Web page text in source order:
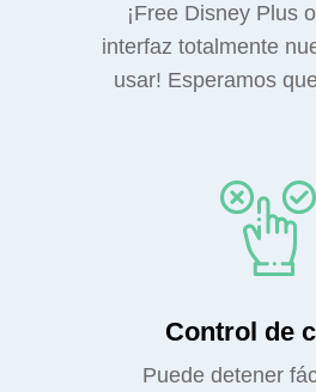
¡Free Disney Plus
interfaz totalmente
usar! Esperamos
Control de
Puede detener